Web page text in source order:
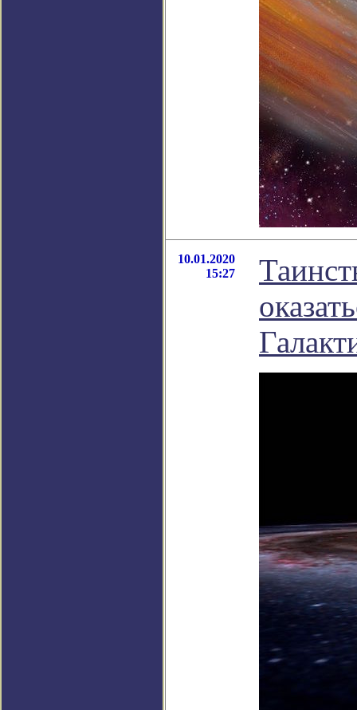
10.01.2020
15:27